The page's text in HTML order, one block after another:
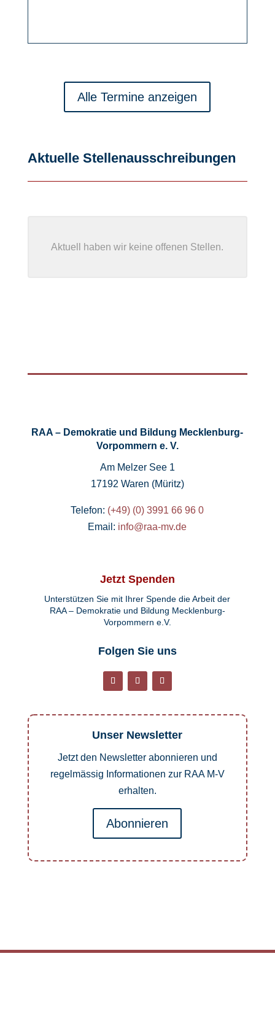
Alle Termine anzeigen
Aktuelle Stellenausschreibungen
Aktuell haben wir keine offenen Stellen.
RAA – Demokratie und Bildung Mecklenburg-
Vorpommern e. V.
Am Melzer See 1
17192 Waren (Müritz)
Telefon: (+49) (0) 3991 66 96 0
Email: info@raa-mv.de
Jetzt Spenden
Unterstützen Sie mit Ihrer Spende die Arbeit der
RAA – Demokratie und Bildung Mecklenburg-
Vorpommern e.V.
Folgen Sie uns
Unser Newsletter
Jetzt den Newsletter abonnieren und
regelmässig Informationen zur RAA M-V
erhalten.
Abonnieren